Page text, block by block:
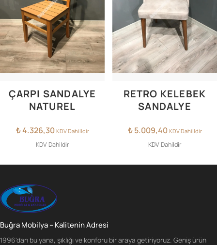
ÇARPI SANDALYE
NATUREL
₺4.326,30 KDV Dahilldir
KDV Dahildir
RETRO KELEBEK
SANDALYE
₺5.009,40 KDV Dahilldir
KDV Dahildir
Buğra Mobilya – Kalitenin Adresi
1996'dan bu yana, şıklığı ve konforu bir araya getiriyoruz. Geniş ürün